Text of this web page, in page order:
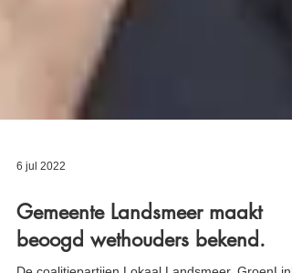
6 jul 2022
Gemeente Landsmeer maakt